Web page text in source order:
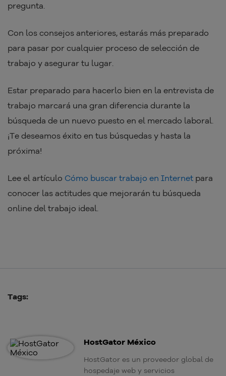
pregunta.
Con los consejos anteriores, estarás más preparado
para pasar por cualquier proceso de selección de
trabajo y asegurar tu lugar.
Estar preparado para hacerlo bien en la entrevista de
trabajo marcará una gran diferencia durante la
búsqueda de un nuevo puesto en el mercado laboral.
¡Te deseamos éxito en tus búsquedas y hasta la
próxima!
Lee el artículo Cómo buscar trabajo en Internet para
conocer las actitudes que mejorarán tu búsqueda
online del trabajo ideal.
Tags:
HostGator México
HostGator es un proveedor global de
hospedaje web y servicios